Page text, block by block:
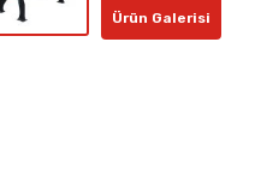
Ürün Galerisi